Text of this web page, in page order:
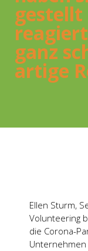
ganz
ar­ti­ge
Ellen Sturm,
Vol­un­tee­ring
die Coro­na-
Unter­neh­men